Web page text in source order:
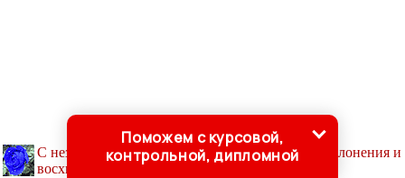
С незапамятных времен роза была объектом поклонения и
восхищения
Поможем с курсовой,
контрольной, дипломной